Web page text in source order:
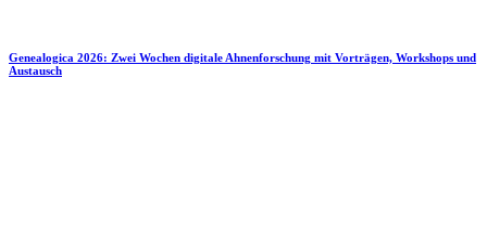
Genealogica 2026: Zwei Wochen digitale Ahnenforschung mit Vorträgen, Workshops und
Austausch